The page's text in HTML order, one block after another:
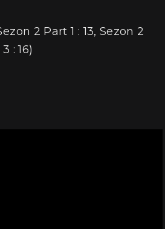
2 Part 1 : 13, Sezon 2
: 16)